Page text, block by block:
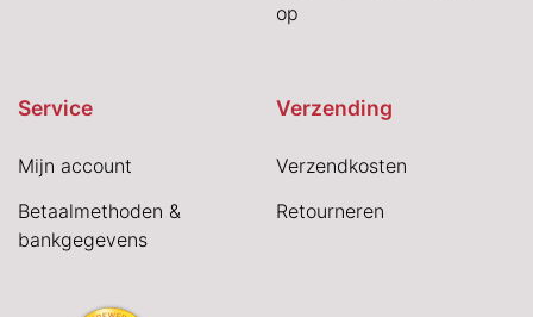
op
Service
Mijn account
Betaalmethoden &
bankgegevens
Verzending
Verzendkosten
Retourneren